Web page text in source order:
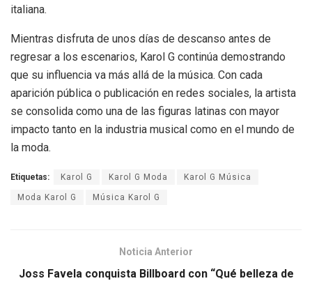
italiana.
Mientras disfruta de unos días de descanso antes de
regresar a los escenarios, Karol G continúa demostrando
que su influencia va más allá de la música. Con cada
aparición pública o publicación en redes sociales, la artista
se consolida como una de las figuras latinas con mayor
impacto tanto en la industria musical como en el mundo de
la moda.
Etiquetas: Karol G Karol G Moda Karol G Música
Moda Karol G Música Karol G
Noticia Anterior
Joss Favela conquista Billboard con “Qué belleza de